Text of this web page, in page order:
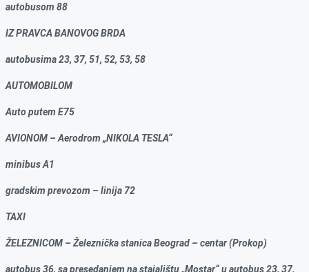
autobusom 88
IZ PRAVCA BANOVOG BRDA
autobusima 23, 37, 51, 52, 53, 58
AUTOMOBILOM
Auto putem E75
AVIONOM – Aerodrom „NIKOLA TESLA“
minibus A1
gradskim prevozom – linija 72
TAXI
ŽELEZNICOM – Železnička stanica Beograd – centar (Prokop)
autobus 36, sa presedanjem na stajalištu „Mostar“ u autobus 23, 37,